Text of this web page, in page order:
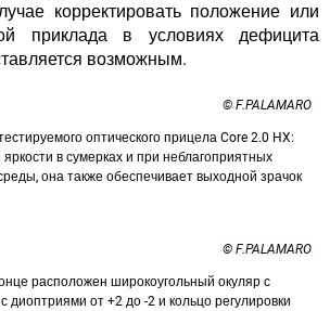
корректировать положение или
приклада в условиях дефицита
возможным.
© F.PALAMARO
оптического прицела Core 2.0 HX:
в сумерках и при неблагоприятных
она также обеспечивает выходной зрачок
© F.PALAMARO
расположен широкоугольный окуляр с
диоптриями от +2 до -2 и кольцо регулировки